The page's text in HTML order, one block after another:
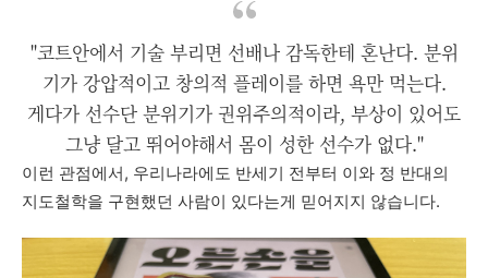
"코트안에서 기술 부리면 선배나 감독한테 혼난다. 분위
기가 강압적이고 창의적 플레이를 하면 욕만 먹는다.
게다가 선수단 분위기가 권위주의적이라, 부상이 있어도
그냥 달고 뛰어야해서 몸이 성한 선수가 없다."
이런 관점에서, 우리나라에도 반세기 전부터 이와 정 반대의
지도철학을 구현했던 사람이 있다는게 믿어지지 않습니다.